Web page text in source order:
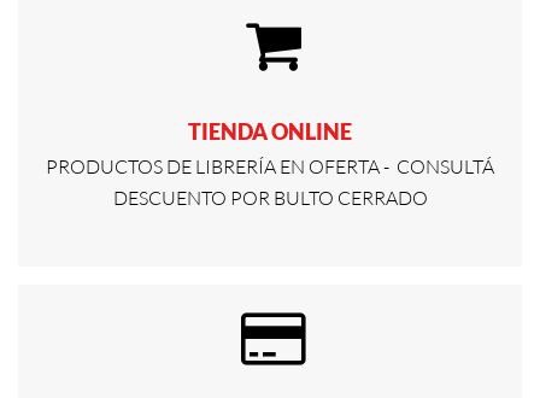
TIENDA ONLINE
PRODUCTOS DE LIBRERÍA EN OFERTA - CONSULTÁ
DESCUENTO POR BULTO CERRADO